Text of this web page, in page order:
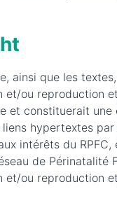
ainsi que les
et/ou reproduction
et constituerait
hypertextes
intérêts du RPFC,
de
et/ou reproduction